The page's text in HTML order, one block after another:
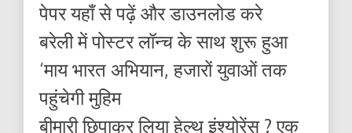
पेपर यहाँ से पढ़ें और डाउनलोड करे
बरेली में पोस्टर लॉन्च के साथ शुरू हुआ
‘माय भारत अभियान, हजारों युवाओं तक
पहुंचेगी मुहिम
बीमारी छिपाकर लिया हेल्थ इंश्योरेंस ? एक